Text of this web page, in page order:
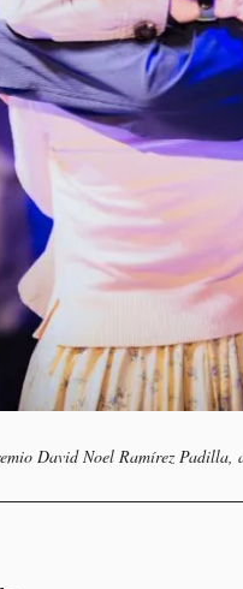
David Noel Ramírez Padilla,